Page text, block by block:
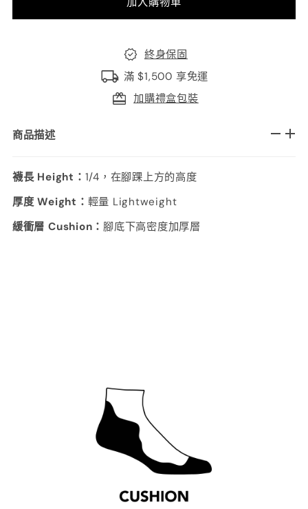
終身保固
滿 $1,500 享免運
加購禮盒包裝
商品描述
襪長 Height： 1/4，在腳踝上方的高度
厚度 Weight： 輕量 Lightweight
緩衝層 Cushion：腳底下高密度加厚層